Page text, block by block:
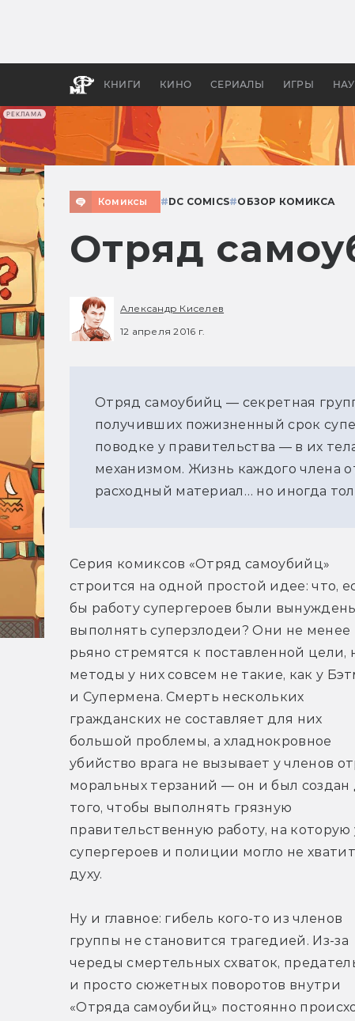
РЕКЛАМА
КНИГИ КИНО СЕРИАЛЫ ИГРЫ
бы
Комиксы #DC COMICS#ОБЗОР КОМИКСА
Отряд
Александр Киселев
12 апреля 2016 г.
Отряд самоубийц — секретная
получивших пожизненный срок
поводке у правительства — в их
механизмом. Жизнь каждого члена
расходный материал… но иногда
Серия комиксов «Отряд самоубийц»
строится на одной простой идее: что,
бы работу супергероев были
выполнять суперзлодеи? Они не менее
рьяно стремятся к поставленной цели,
методы у них совсем не такие, как у
и Супермена. Смерть нескольких
гражданских не составляет для них
большой проблемы, а хладнокровное
убийство врага не вызывает у членов
моральных терзаний — он и был создан
того, чтобы выполнять грязную
правительственную работу, на которую
супергероев и полиции могло не
духу.
Ну и главное: гибель кого-то из членов
группы не становится трагедией. Из-за
череды смертельных схваток,
и просто сюжетных поворотов внутри
«Отряда самоубийц» постоянно